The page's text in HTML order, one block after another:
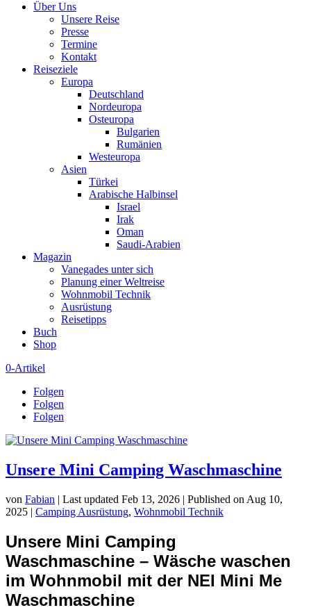
Über Uns
Unsere Reise
Presse
Termine
Kontakt
Reiseziele
Europa
Deutschland
Nordeuropa
Osteuropa
Bulgarien
Rumänien
Westeuropa
Asien
Türkei
Arabische Halbinsel
Israel
Irak
Oman
Saudi-Arabien
Magazin
Vanegades unter sich
Planung einer Weltreise
Wohnmobil Technik
Ausrüstung
Reisetipps
Buch
Shop
0-Artikel
Folgen
Folgen
Folgen
Unsere Mini Camping Waschmaschine
von Fabian | Last updated Feb 13, 2026 | Published on Aug 10,
2025 | Camping Ausrüstung, Wohnmobil Technik
Unsere Mini Camping
Waschmaschine – Wäsche waschen
im Wohnmobil mit der NEI Mini Me
Waschmaschine